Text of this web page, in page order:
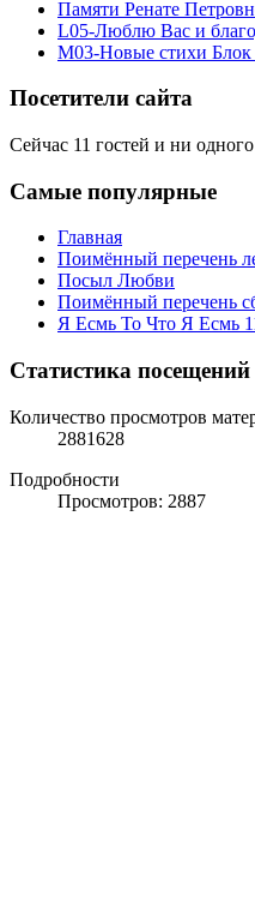
Памяти Ренате
L05-Люблю Вас и
M03-Новые стихи Блок
Посетители сайта
Сейчас 11 гостей и ни
Самые популярные
Главная
Поимённый перечень
Посыл Любви
Поимённый перечень
Я Есмь То Что Я Есмь
Статистика посещений
Количество просмотров
2881628
Подробности
Просмотров: 2887